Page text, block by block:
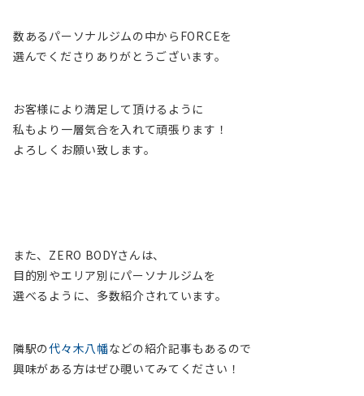
数あるパーソナルジムの中からFORCEを
選んでくださりありがとうございます。
お客様により満足して頂けるように
私もより一層気合を入れて頑張ります！
よろしくお願い致します。
また、ZERO BODYさんは、
目的別やエリア別にパーソナルジムを
選べるように、多数紹介されています。
隣駅の代々木八幡などの紹介記事もあるので
興味がある方はぜひ覗いてみてください！